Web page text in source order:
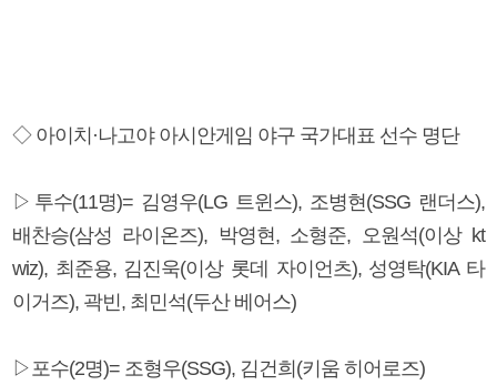
◇ 아이치·나고야 아시안게임 야구 국가대표 선수 명단
▷투수(11명)= 김영우(LG 트윈스), 조병현(SSG 랜더스),
배찬승(삼성 라이온즈), 박영현, 소형준, 오원석(이상 kt
wiz), 최준용, 김진욱(이상 롯데 자이언츠), 성영탁(KIA 타
이거즈), 곽빈, 최민석(두산 베어스)
▷포수(2명)= 조형우(SSG), 김건희(키움 히어로즈)